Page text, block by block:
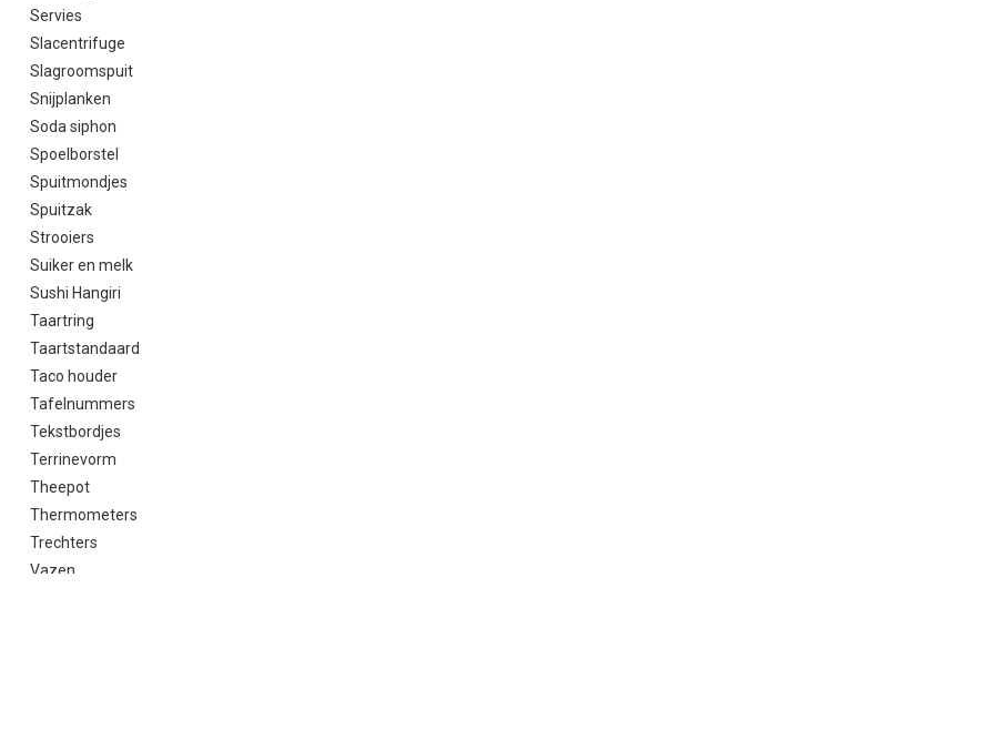
Servies
Slacentrifuge
Slagroomspuit
Snijplanken
Soda siphon
Spoelborstel
Spuitmondjes
Spuitzak
Strooiers
Suiker en melk
Sushi Hangiri
Taartring
Taartstandaard
Taco houder
Tafelnummers
Tekstbordjes
Terrinevorm
Theepot
Thermometers
Trechters
Vazen